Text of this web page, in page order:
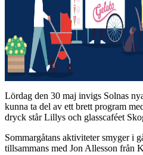
Lördag den 30 maj invigs Solnas
kunna ta del av ett brett program
dryck står Lillys och glasscaféet
Sommargåtans aktiviteter smyger i
tillsammans med Jon Allesson från